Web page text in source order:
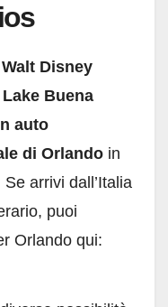
Walt Disney
Lake Buena
auto
di Orlando in
arrivi dall’Italia
puoi
Orlando qui: